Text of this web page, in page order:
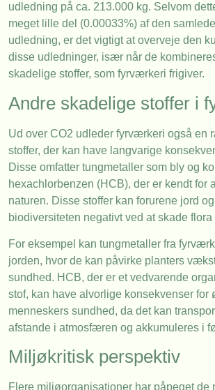
udledning på ca. 213.000 kg. Selvom
meget lille del (0.00033%) af den
udledning, er det vigtigt at overveje den
disse udledninger, især når de
skadelige stoffer, som fyrværkeri frigiver.
Andre skadelige stoffer i
Ud over CO2 udleder fyrværkeri også en
stoffer, der kan have langvarige
Disse omfatter tungmetaller som bly og
hexachlorbenzen (HCB), der er kendt for
naturen. Disse stoffer kan forurene jord
biodiversiteten negativt ved at skade flora
For eksempel kan tungmetaller fra
jorden, hvor de kan påvirke planters
sundhed. HCB, der er et vedvarende
stof, kan have alvorlige konsekvenser for
menneskers sundhed, da det kan
afstande i atmosfæren og akkumuleres i
Miljøkritisk perspektiv
Flere miljøorganisationer har påpeget de